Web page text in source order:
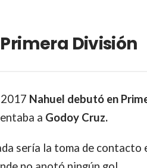
División
Nahuel debutó en
a Godoy Cruz.
sería la toma de